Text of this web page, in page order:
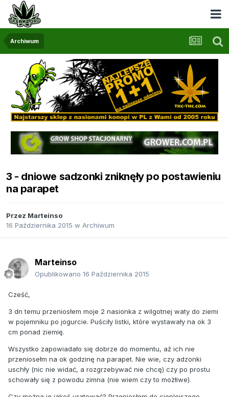
Archiwum
3 - dniowe sadzonki zniknęły po postawieniu
na parapet
Przez Marteinso
16 Października 2015 w Archiwum
Marteinso
Opublikowano 16 Października 2015
Cześć,
3 dn temu przeniosłem moje 2 nasionka z wilgotnej waty do ziemi
w pojemniku po jogurcie. Puściły listki, które wystawały na ok 3
cm ponad ziemię.
Wszystko zapowiadało się dobrze do momentu, aż ich nie
przeniosełm na ok godzinę na parapet. Nie wie, czy adzonki
uschły (nic nie widać, a rozgrzebywać nie chcę) czy po prostu
schowały się z powodu zimna (nie wiem czy to możłiwe).